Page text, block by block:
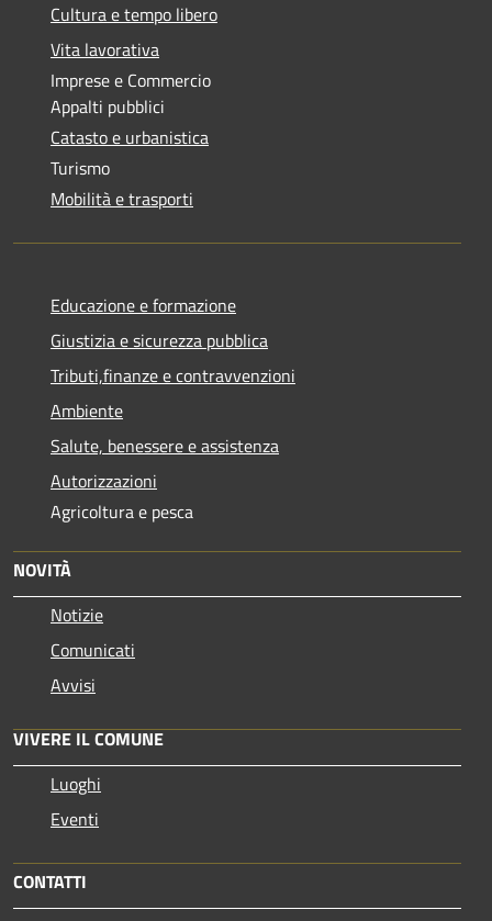
Cultura e tempo libero
Vita lavorativa
Imprese e Commercio
Appalti pubblici
Catasto e urbanistica
Turismo
Mobilità e trasporti
Educazione e formazione
Giustizia e sicurezza pubblica
Tributi,finanze e contravvenzioni
Ambiente
Salute, benessere e assistenza
Autorizzazioni
Agricoltura e pesca
NOVITÀ
Notizie
Comunicati
Avvisi
VIVERE IL COMUNE
Luoghi
Eventi
CONTATTI